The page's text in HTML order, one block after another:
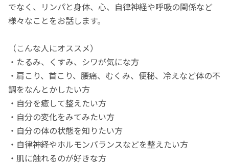
でなく、リンパと身体、心、自律神経や呼吸の関係など
様々なことをお話します。
（こんな人にオススメ）
・たるみ、くすみ、シワが気にな方
・肩こり、首こり、腰痛、むくみ、便秘、冷えなど体の不
調をなんとかしたい方
・自分を癒して整えたい方
・自分の変化をみてみたい方
・自分の体の状態を知りたい方
・自律神経やホルモンバランスなどを整えたい方
・肌に触れるのが好きな方